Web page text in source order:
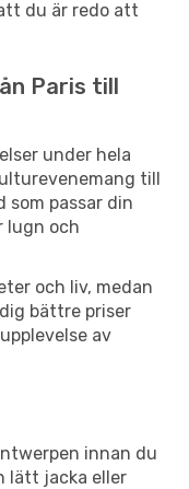
du är redo att
Paris till
under hela
till
som passar din
lugn och
och liv, medan
bättre priser
av
innan du
lätt jacka eller